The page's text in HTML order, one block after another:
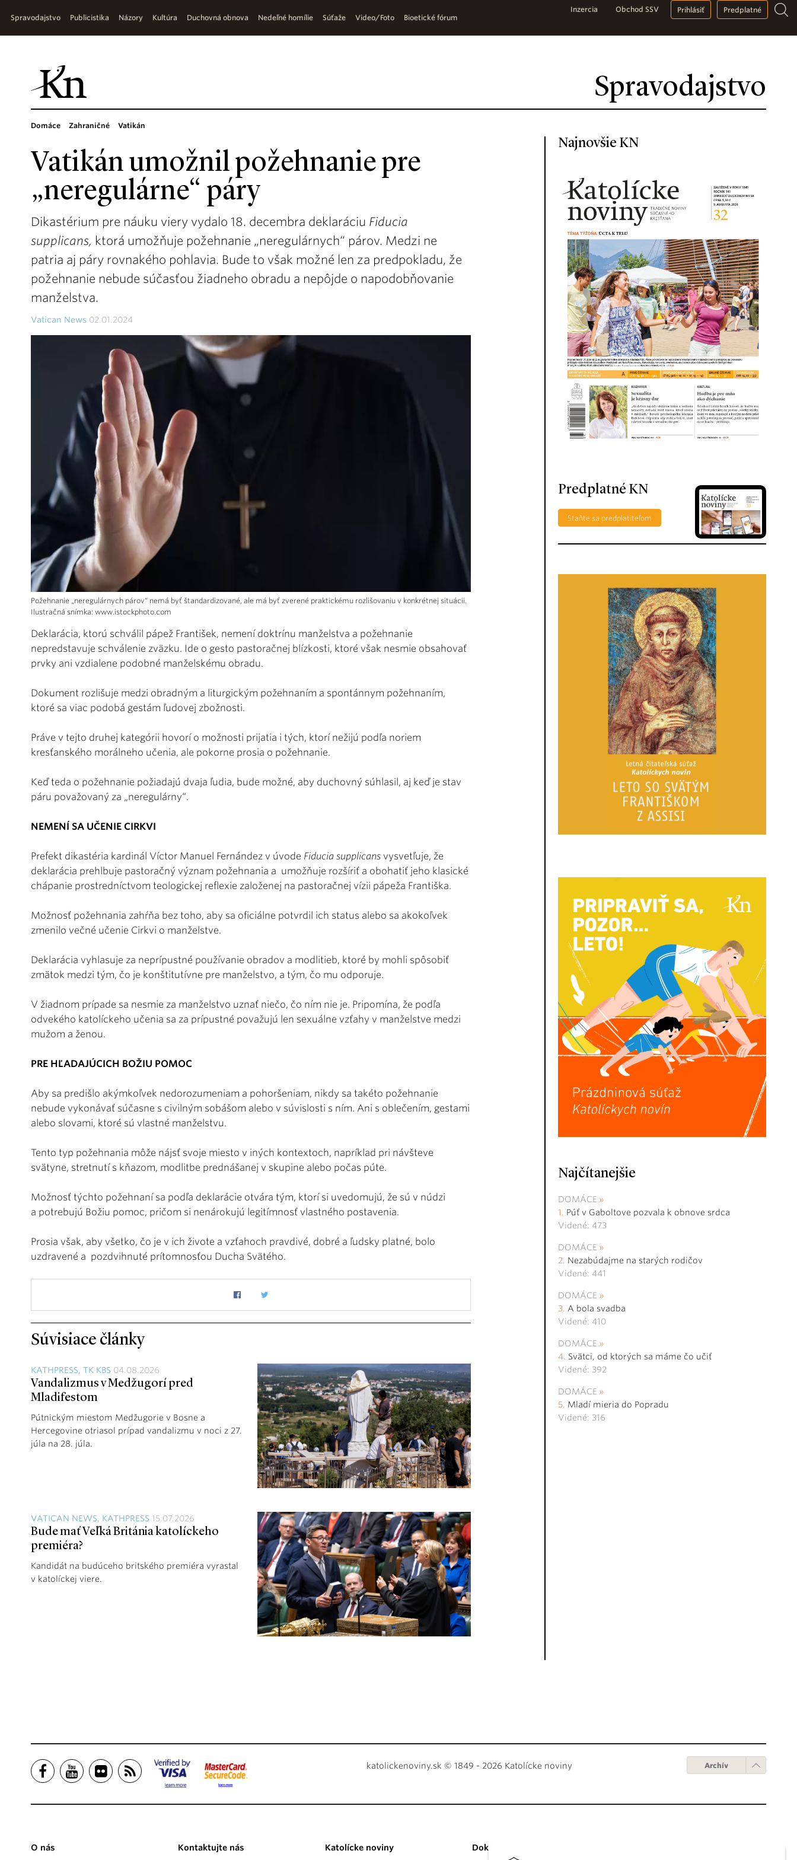
Spravodajstvo
Spravodajstvo Publicistika Názory Kultúra Duchovná obnova Nedeľné homílie Súťaže Video/Foto Bioetické fórum
Inzercia Obchod SSV Prihlásiť Predplatné
Domáce Zahraničné Vatikán
Vatikán umožnil požehnanie pre
„neregulárne“ páry
Dikastérium pre náuku viery vydalo 18. decembra deklaráciu Fiducia
supplicans, ktorá umožňuje požehnanie „neregulárnych“ párov. Medzi ne
patria aj páry rovnakého pohlavia. Bude to však možné len za predpokladu, že
požehnanie nebude súčasťou žiadneho obradu a nepôjde o napodobňovanie
manželstva.
Vatican News 02.01.2024
Požehnanie „neregulárnych párov“ nemá byť štandardizované, ale má byť zverené praktickému rozlišovaniu v konkrétnej situácii.
Ilustračná snímka: www.istockphoto.com
Deklarácia, ktorú schválil pápež František, nemení doktrínu manželstva a požehnanie
nepredstavuje schválenie zväzku. Ide o gesto pastoračnej blízkosti, ktoré však nesmie obsahovať
prvky ani vzdialene podobné manželskému obradu.
Dokument rozlišuje medzi obradným a liturgickým požehnaním a spontánnym požehnaním,
ktoré sa viac podobá gestám ľudovej zbožnosti.
Práve v tejto druhej kategórii hovorí o možnosti prijatia i tých, ktorí nežijú podľa noriem
kresťanského morálneho učenia, ale pokorne prosia o požehnanie.
Keď teda o požehnanie požiadajú dvaja ľudia, bude možné, aby duchovný súhlasil, aj keď je stav
páru považovaný za „neregulárny“.
NEMENÍ SA UČENIE CIRKVI
Prefekt dikastéria kardinál Víctor Manuel Fernández v úvode Fiducia supplicans vysvetľuje, že
deklarácia prehlbuje pastoračný význam požehnania a umožňuje rozšíriť a obohatiť jeho klasické
chápanie prostredníctvom teologickej reflexie založenej na pastoračnej vízii pápeža Františka.
Možnosť požehnania zahŕňa bez toho, aby sa oficiálne potvrdil ich status alebo sa akokoľvek
zmenilo večné učenie Cirkvi o manželstve.
Deklarácia vyhlasuje za neprípustné používanie obradov a modlitieb, ktoré by mohli spôsobiť
zmätok medzi tým, čo je konštitutívne pre manželstvo, a tým, čo mu odporuje.
V žiadnom prípade sa nesmie za manželstvo uznať niečo, čo ním nie je. Pripomína, že podľa
odvekého katolíckeho učenia sa za prípustné považujú len sexuálne vzťahy v manželstve medzi
mužom a ženou.
PRE HĽADAJÚCICH BOŽIU POMOC
Aby sa predišlo akýmkoľvek nedorozumeniam a pohoršeniam, nikdy sa takéto požehnanie
nebude vykonávať súčasne s civilným sobášom alebo v súvislosti s ním. Ani s oblečením, gestami
alebo slovami, ktoré sú vlastné manželstvu.
Tento typ požehnania môže nájsť svoje miesto v iných kontextoch, napríklad pri návšteve
svätyne, stretnutí s kňazom, modlitbe prednášanej v skupine alebo počas púte.
Možnosť týchto požehnaní sa podľa deklarácie otvára tým, ktorí si uvedomujú, že sú v núdzi
a potrebujú Božiu pomoc, pričom si nenárokujú legitímnosť vlastného postavenia.
Prosia však, aby všetko, čo je v ich živote a vzťahoch pravdivé, dobré a ľudsky platné, bolo
uzdravené a pozdvihnuté prítomnosťou Ducha Svätého.
Súvisiace články
KATHPRESS, TK KBS 04.08.2026
Vandalizmus v Medžugorí pred
Mladifestom
Pútnickým miestom Medžugorie v Bosne a
Hercegovine otriasol prípad vandalizmu v noci z 27.
júla na 28. júla.
VATICAN NEWS, KATHPRESS 15.07.2026
Bude mať Veľká Británia katolíckeho
premiéra?
Kandidát na budúceho britského premiéra vyrastal
v katolíckej viere.
Najnovšie KN
Predplatné KN
Staňte sa predplatiteľom
Najčítanejšie
DOMÁCE
Púť v Gaboltove pozvala k obnove srdca
Videné: 473
DOMÁCE
Nezabúdajme na starých rodičov
Videné: 441
DOMÁCE
A bola svadba
Videné: 410
DOMÁCE
Svätci, od ktorých sa máme čo učiť
Videné: 392
DOMÁCE
Mladí mieria do Popradu
Videné: 316
katolickenoviny.sk © 1849 - 2026 Katolícke noviny Archív
O nás
Kontaktujte nás
Katolícke noviny
Dokumenty